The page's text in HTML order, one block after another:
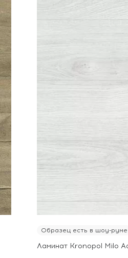
Образец есть в шоу-руме
Ламинат Kronopol Milo